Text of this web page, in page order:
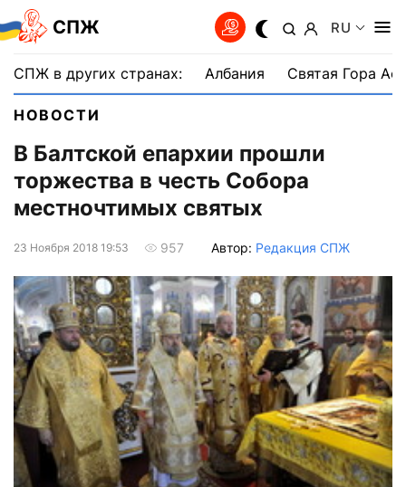
СПЖ RU
СПЖ в других странах: Албания Святая Гора
НОВОСТИ
В Балтской епархии прошли
торжества в честь Собора
местночтимых святых
23 Ноября 2018 19:53 957 Автор: Редакция СПЖ